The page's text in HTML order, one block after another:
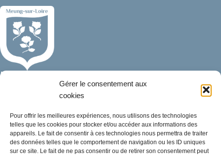
Gérer le consentement aux
cookies
Pour offrir les meilleures expériences, nous utilisons des technologies
telles que les cookies pour stocker et/ou accéder aux informations des
appareils. Le fait de consentir à ces technologies nous permettra de traiter
des données telles que le comportement de navigation ou les ID uniques
sur ce site. Le fait de ne pas consentir ou de retirer son consentement peut
Mairie de Meung-sur-Loire
Mairie,
32 rue du Général de Gaulle,
45130 Meung-sur-Loire
02 38 46 94 94
mairie@meung-sur-loire.com